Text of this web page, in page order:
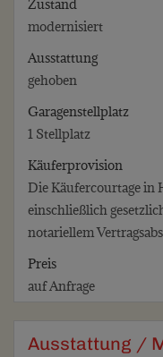
Zustand
modernisiert
Ausstattung
gehoben
Garagen­stellplatz
1 Stellplatz
Käufer­provision
Die Käufercourtage in
einschließlich
notariellem
Preis
auf Anfrage
Ausstattung /